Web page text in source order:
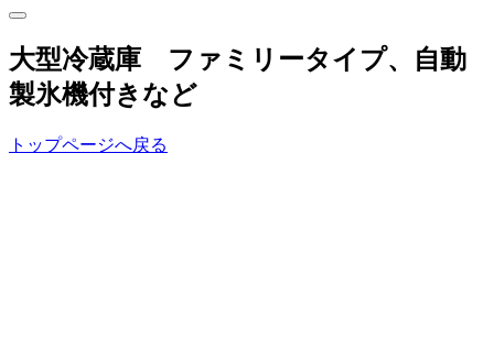
大型冷蔵庫 ファミリータイプ、自動
製氷機付きなど
トップページへ戻る